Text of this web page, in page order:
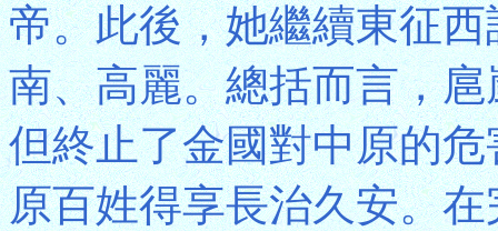
帝。此後，她繼續東征
南、高麗。總括而言，
但終止了金國對中原的
原百姓得享長治久安。